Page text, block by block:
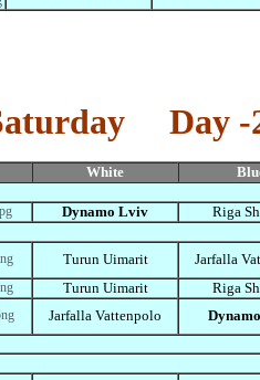
Day -
White
Dynamo Lviv Riga
Turun Uimarit Jarfalla
Turun Uimarit Riga
Jarfalla Vattenpolo